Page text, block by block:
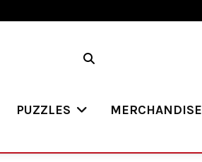
PUZZLES MERCHANDISE